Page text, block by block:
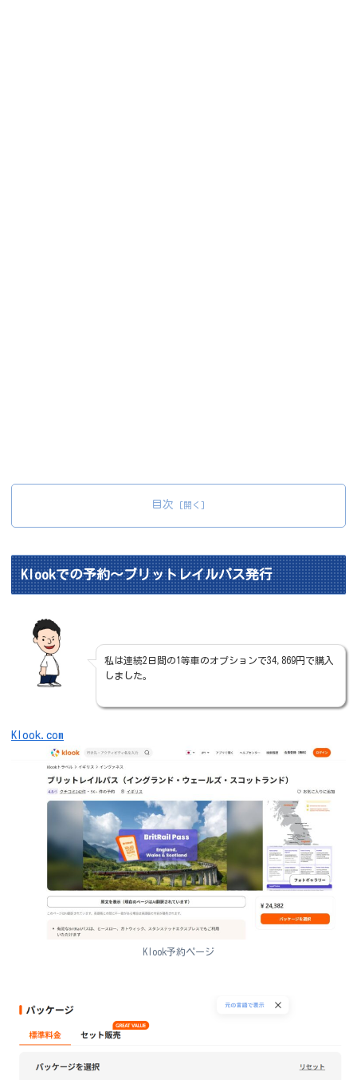
目次
Klookでの予約～ブリットレイルパス発行
私は連続2日間の1等車のオプションで34,869円で購入
しました。
Klook.com
Klook予約ページ